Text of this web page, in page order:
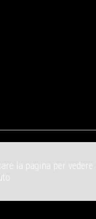
la pagina per vedere